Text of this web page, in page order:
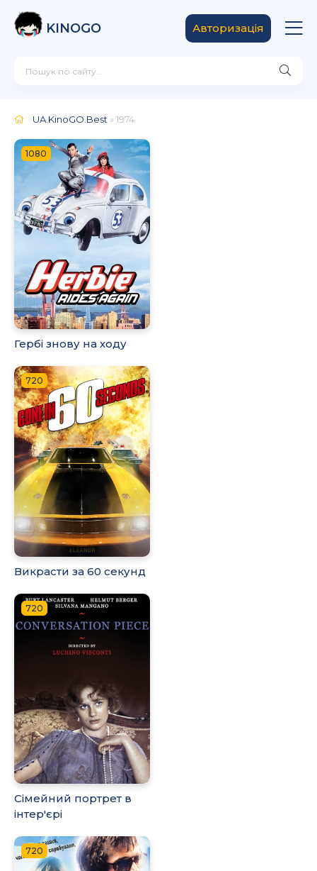
KINOGO Авторизація
UA.KinoGO.Best » 1974
1080
Гербі знову на ходу
720
Викрасти за 60 секунд
720
Сімейний портрет в
інтер'єрі
720